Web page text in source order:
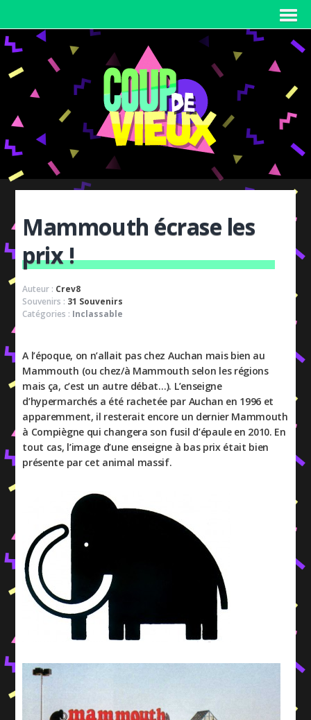
Mammouth écrase les
prix !
Auteur : Crev8
Souvenirs : 31 Souvenirs
Catégories : Inclassable
A l’époque, on n’allait pas chez Auchan mais bien au
Mammouth (ou chez/à Mammouth selon les régions
mais ça, c’est un autre débat…). L’enseigne
d’hypermarchés a été rachetée par Auchan en 1996 et
apparemment, il resterait encore un dernier Mammouth
à Compiègne qui changera son fusil d’épaule en 2010. En
tout cas, l’image d’une enseigne à bas prix était bien
présente par cet animal massif.